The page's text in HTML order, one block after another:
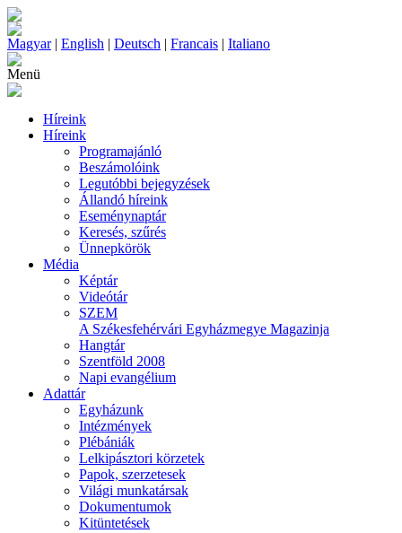
Magyar| English | Deutsch | Francais | Italiano
Menü
Híreink
Híreink
Programajánló
Beszámolóink
Legutóbbi bejegyzések
Állandó híreink
Eseménynaptár
Keresés, szűrés
Ünnepkörök
Média
Képtár
Videótár
SZEM
A Székesfehérvári Egyházmegye Magazinja
Hangtár
Szentföld 2008
Napi evangélium
Adattár
Egyházunk
Intézmények
Plébániák
Lelkipásztori körzetek
Papok, szerzetesek
Világi munkatársak
Dokumentumok
Kitüntetések